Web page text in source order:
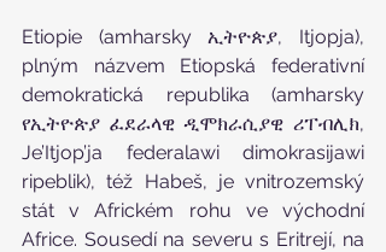
Etiopie (amharsky ኢትዮጵያ, Itjopja),
plným názvem Etiopská federativní
demokratická republika (amharsky
የኢትዮጵያ ፈደራላዊ ዲሞክራሲያዊ ሪፐብሊክ,
Je’Itjop’ja federalawi dimokrasijawi
ripeblik), též Habeš, je vnitrozemský
stát v Africkém rohu ve východní
Africe. Sousedí na severu s Eritrejí, na